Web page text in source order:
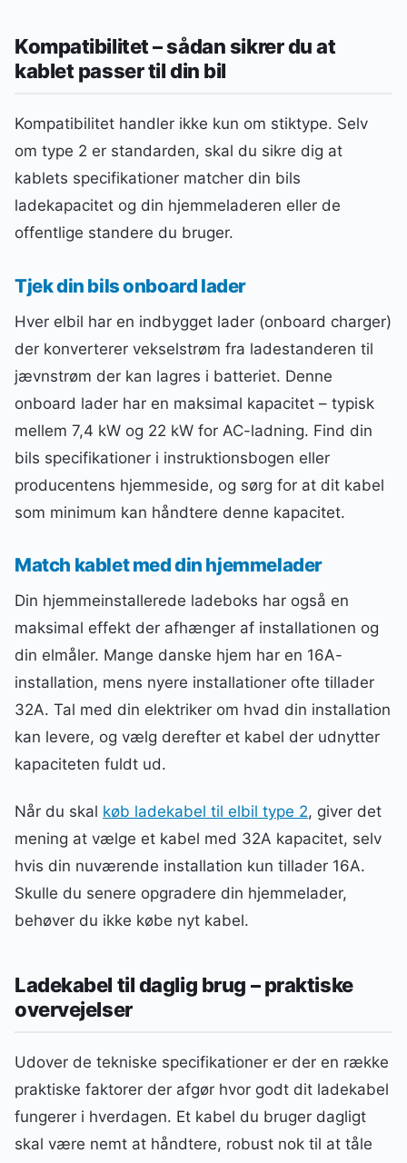
Kompatibilitet – sådan sikrer du at
kablet passer til din bil
Kompatibilitet handler ikke kun om stiktype. Selv
om type 2 er standarden, skal du sikre dig at
kablets specifikationer matcher din bils
ladekapacitet og din hjemmeladeren eller de
offentlige standere du bruger.
Tjek din bils onboard lader
Hver elbil har en indbygget lader (onboard charger)
der konverterer vekselstrøm fra ladestanderen til
jævnstrøm der kan lagres i batteriet. Denne
onboard lader har en maksimal kapacitet – typisk
mellem 7,4 kW og 22 kW for AC-ladning. Find din
bils specifikationer i instruktionsbogen eller
producentens hjemmeside, og sørg for at dit kabel
som minimum kan håndtere denne kapacitet.
Match kablet med din hjemmelader
Din hjemmeinstallerede ladeboks har også en
maksimal effekt der afhænger af installationen og
din elmåler. Mange danske hjem har en 16A-
installation, mens nyere installationer ofte tillader
32A. Tal med din elektriker om hvad din installation
kan levere, og vælg derefter et kabel der udnytter
kapaciteten fuldt ud.
Når du skal køb ladekabel til elbil type 2, giver det
mening at vælge et kabel med 32A kapacitet, selv
hvis din nuværende installation kun tillader 16A.
Skulle du senere opgradere din hjemmelader,
behøver du ikke købe nyt kabel.
Ladekabel til daglig brug – praktiske
overvejelser
Udover de tekniske specifikationer er der en række
praktiske faktorer der afgør hvor godt dit ladekabel
fungerer i hverdagen. Et kabel du bruger dagligt
skal være nemt at håndtere, robust nok til at tåle